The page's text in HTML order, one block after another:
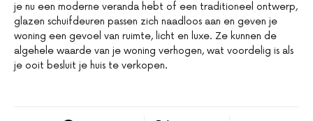
je nu een moderne veranda hebt of een traditioneel ontwerp,
glazen schuifdeuren passen zich naadloos aan en geven je
woning een gevoel van ruimte, licht en luxe. Ze kunnen de
algehele waarde van je woning verhogen, wat voordelig is als
je ooit besluit je huis te verkopen.